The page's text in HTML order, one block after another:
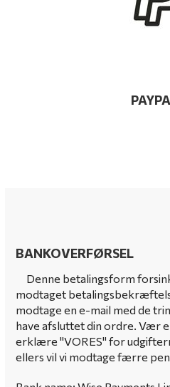
BANKOVERFØRSEL
Denne betalingsform
modtaget
modtage en e-mail med de
have afsluttet din ordre. Vær
erklære "VORES" for
ellers vil vi modtage færre